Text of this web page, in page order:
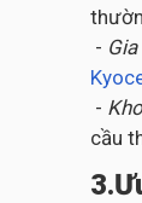
-
-
cầu